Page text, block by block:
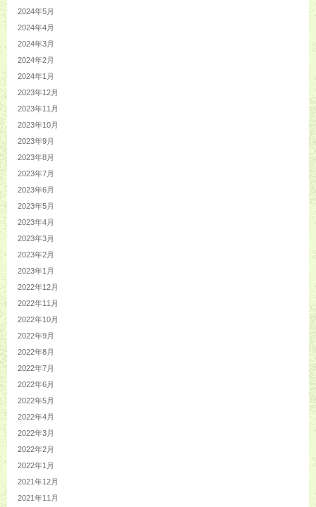
2024年5月
2024年4月
2024年3月
2024年2月
2024年1月
2023年12月
2023年11月
2023年10月
2023年9月
2023年8月
2023年7月
2023年6月
2023年5月
2023年4月
2023年3月
2023年2月
2023年1月
2022年12月
2022年11月
2022年10月
2022年9月
2022年8月
2022年7月
2022年6月
2022年5月
2022年4月
2022年3月
2022年2月
2022年1月
2021年12月
2021年11月